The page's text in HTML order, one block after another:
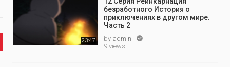
23:38
12 Серия Мастера Меча Онлайн 2
byadmin
23:47
безработного История о
приключениях в другом мире.
Часть 2
by admin 
9 views